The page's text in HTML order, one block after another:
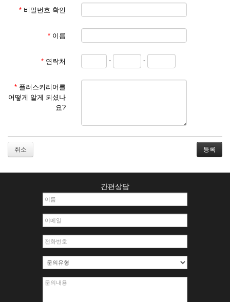
기타 관계법령의 규정에 따릅니다.
① 서비스 이용계약은 서비스 이용 희망자가 본 약관에 동의
가 이를 심사, 승낙함으로써 성립하며, 회사는 신청자의 실
명 확인 절차를 밟을 수 있습니다.
② 회원가입시 입력한 ID는 변경할 수 없으며, 회원 1인당 한
개의 ID가 발급됩니다. 부득이한 경우로 인해 변경하고자 하
을 거절하거나 취소할 수 있으며, 실명으로 등록하지 않은
2. 개인정보를 허위로 기재하여 신청할 경우
3. 경쟁 관게에 있는 이용자가 신청할 경우
4. 타인의 서비스 이용을 방해하거나, 정보를 도용한 경우
6. 이용자가 영업활동 또는 부정한 용도로 본 서비스를 이용
7. 회사의 정보를 사전 승낙 없이 전재, 변조, 복사하여 이용
8. 기타 회사가 정한 제반 사항을 위반하며 신청하는 경우
제5조 (서비스의 이용 및 중지)
* 비밀번호 확인
* 이름
* 연락처 - -
* 플러스커리어를
어떻게 알게 되셨나
요?
취소
간편상담